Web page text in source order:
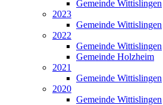
Gemeinde Wittislingen
2023
Gemeinde Wittislingen
2022
Gemeinde Wittislingen
Gemeinde Holzheim
2021
Gemeinde Wittislingen
2020
Gemeinde Wittislingen